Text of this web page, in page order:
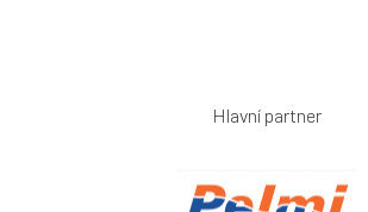
Hlavní partner